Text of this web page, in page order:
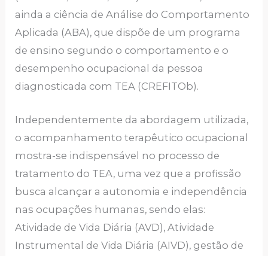
ainda a ciência de Análise do Comportamento
Aplicada (ABA), que dispõe de um programa
de ensino segundo o comportamento e o
desempenho ocupacional da pessoa
diagnosticada com TEA (CREFITOb).
Independentemente da abordagem utilizada,
o acompanhamento terapêutico ocupacional
mostra-se indispensável no processo de
tratamento do TEA, uma vez que a profissão
busca alcançar a autonomia e independência
nas ocupações humanas, sendo elas:
Atividade de Vida Diária (AVD), Atividade
Instrumental de Vida Diária (AIVD), gestão de